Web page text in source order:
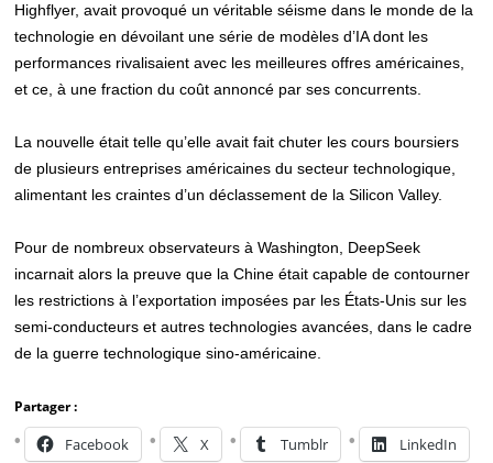
Highflyer, avait provoqué un véritable séisme dans le monde de la
technologie en dévoilant une série de modèles d’IA dont les
performances rivalisaient avec les meilleures offres américaines,
et ce, à une fraction du coût annoncé par ses concurrents.
La nouvelle était telle qu’elle avait fait chuter les cours boursiers
de plusieurs entreprises américaines du secteur technologique,
alimentant les craintes d’un déclassement de la Silicon Valley.
Pour de nombreux observateurs à Washington, DeepSeek
incarnait alors la preuve que la Chine était capable de contourner
les restrictions à l’exportation imposées par les États-Unis sur les
semi-conducteurs et autres technologies avancées, dans le cadre
de la guerre technologique sino-américaine.
Partager :
Facebook X Tumblr LinkedIn